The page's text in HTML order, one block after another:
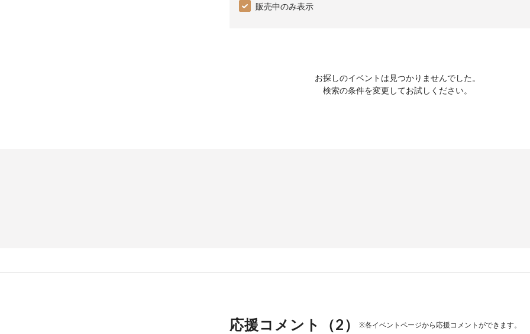
販売中のみ表示
お探しのイベントは見つかりませんでした。
検索の条件を変更してお試しください。
応援コメント（2） ※各イベントページから応援コメントができます。